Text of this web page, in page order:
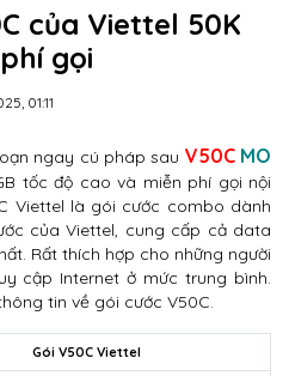
của Viettel 50K
gọi
01:11
ngay cú pháp sau V50C MO
tốc độ cao và miễn phí gọi nội
Viettel là gói cước combo dành
của Viettel, cung cấp cả data
Rất thích hợp cho những người
cập Internet ở mức trung bình.
tin về gói cước V50C.
Gói V50C Viettel